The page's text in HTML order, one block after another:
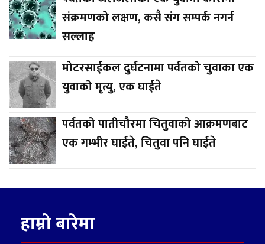
संक्रमणको लक्षण, कसै संग सम्पर्क नगर्न
सल्लाह
मोटरसाईकल दुर्घटनामा पर्वतको चुवाका एक
युवाको मृत्यु, एक घाईते
पर्वतको पातीचौरमा चितुवाको आक्रमणबाट
एक गम्भीर घाईते, चितुवा पनि घाईते
हाम्रो बारेमा